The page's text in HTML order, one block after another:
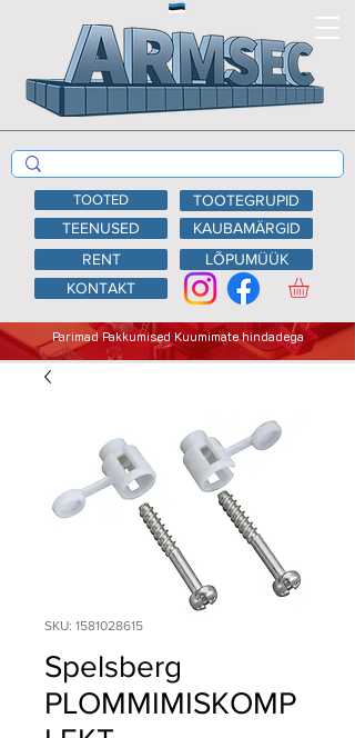
TEENUSED
KAUBAMÄRGID
RENT
LÕPUMÜÜK
KONTAKT
Parimad Pakkumised Kuumimate hindadega
TOOTED TOOTEGRUPID
SKU: 1581028615
Spelsberg
PLOMMIMISKOMP